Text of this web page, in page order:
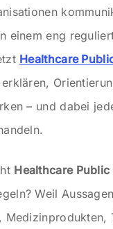
einem eng
Healthcare
– und dabei
Healthcare Public
Weil
Medizinprodukten,